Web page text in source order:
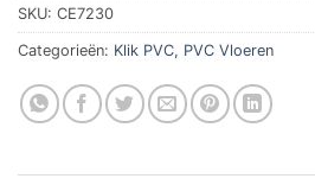
SKU: CE7230
Categorieën: Klik PVC, PVC Vloeren